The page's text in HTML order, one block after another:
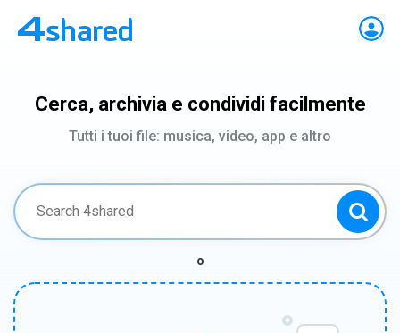
Cerca, archivia e condividi facilmente
Tutti i tuoi file: musica, video, app e altro
o